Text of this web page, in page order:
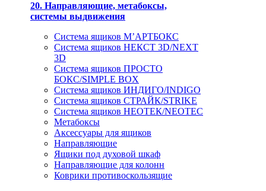
20. Направляющие, метабоксы,
системы выдвижения
Система ящиков М’АРТБОКС
Система ящиков НЕКСТ 3D/NEXT
3D
Система ящиков ПРОСТО
БОКС/SIMPLE BOX
Система ящиков ИНДИГО/INDIGO
Система ящиков СТРАЙК/STRIKE
Система ящиков НЕОТЕК/NEOTEC
Метабоксы
Аксессуары для ящиков
Направляющие
Ящики под духовой шкаф
Направляющие для колонн
Коврики противоскользящие